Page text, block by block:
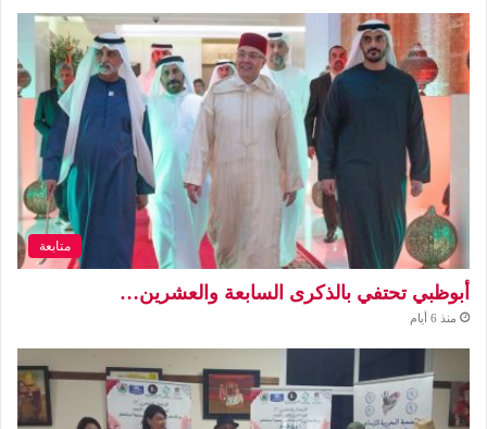
متابعة
أبوظبي تحتفي بالذكرى السابعة والعشرين…
منذ 6 أيام